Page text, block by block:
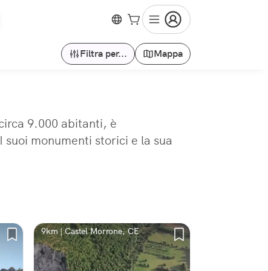
Filtra per... Mappa
9.000 abitanti, è
monumenti storici e la sua
9km | Castel Morrone, CE